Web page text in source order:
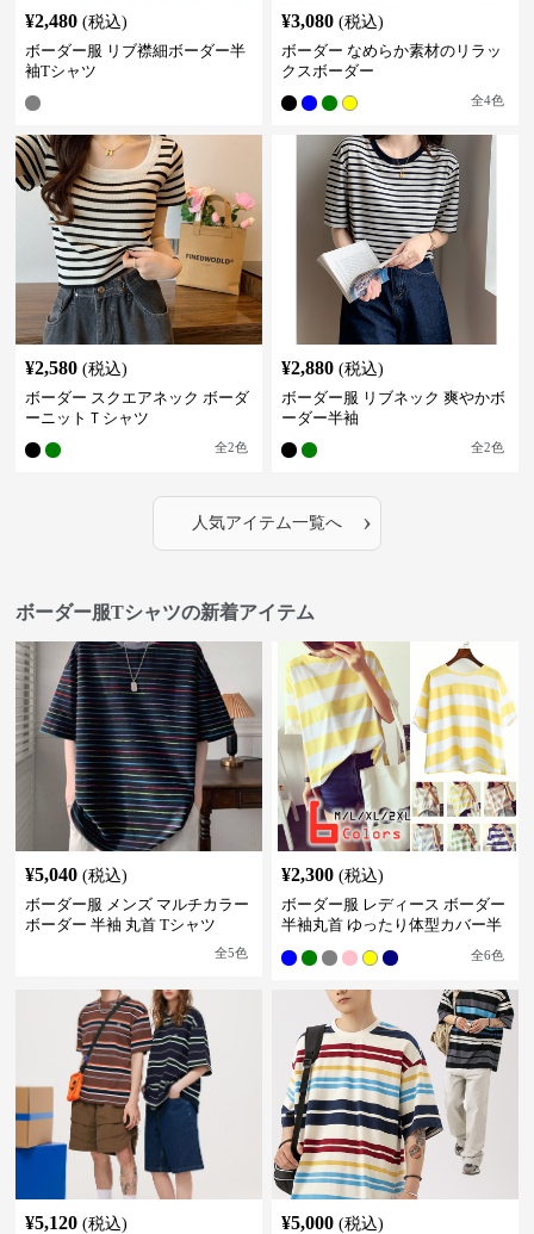
¥2,480 (税込)
ボーダー服 リブ襟細ボーダー半
袖Tシャツ
¥3,080 (税込)
ボーダー なめらか素材のリラッ
クスボーダー
全4色
¥2,580 (税込)
ボーダー スクエアネック ボーダ
ーニットＴシャツ
全2色
¥2,880 (税込)
ボーダー服 リブネック 爽やかボ
ーダー半袖
全2色
人気アイテム一覧へ ›
ボーダー服Tシャツの新着アイテム
¥5,040 (税込)
ボーダー服 メンズ マルチカラー
ボーダー 半袖 丸首 Tシャツ
全5色
¥2,300 (税込)
ボーダー服 レディース ボーダー
半袖丸首 ゆったり体型カバー半
全6色
¥5,120 (税込)
¥5,000 (税込)